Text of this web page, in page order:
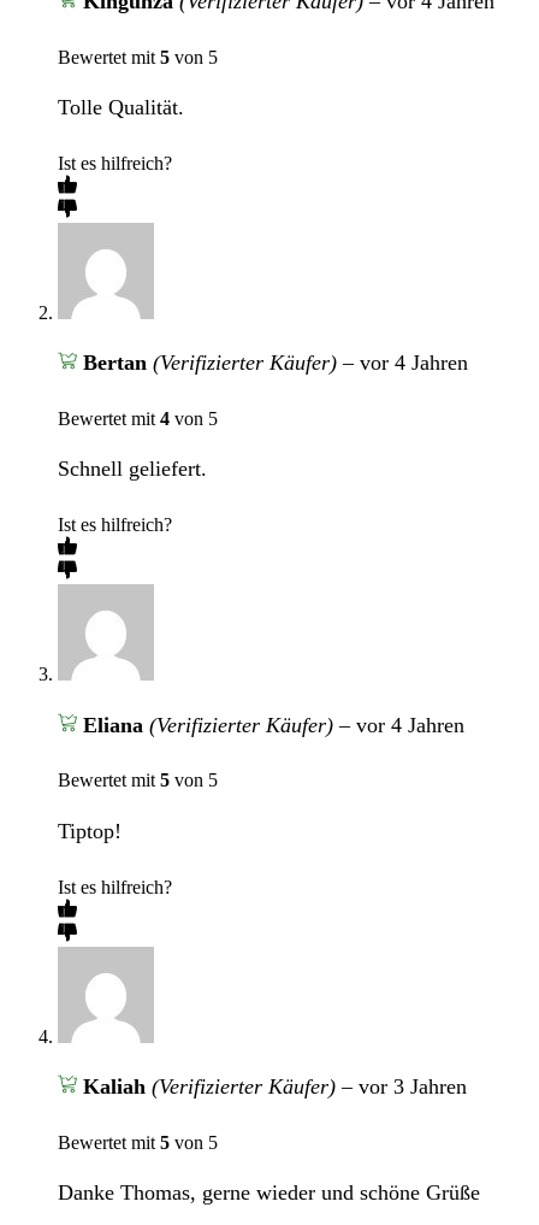
Bewertet mit 5 von 5
Tolle Qualität.
Ist es hilfreich?
Bertan (Verifizierter Käufer) – vor 4 Jahren
Bewertet mit 4 von 5
Schnell geliefert.
Ist es hilfreich?
Eliana (Verifizierter Käufer) – vor 4 Jahren
Bewertet mit5 von 5
Tiptop!
Ist es hilfreich?
Kaliah (Verifizierter Käufer) – vor 3 Jahren
Bewertet mit 5 von 5
Danke Thomas, gerne wieder und schöne Grüße